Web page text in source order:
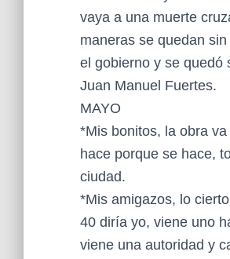
vaya a una muerte
maneras se quedan
el gobierno y se quedó
Juan Manuel Fuertes.
MAYO
*Mis bonitos, la obra
hace porque se hace,
ciudad.
*Mis amigazos, lo
40 diría yo, viene uno
viene una autoridad y